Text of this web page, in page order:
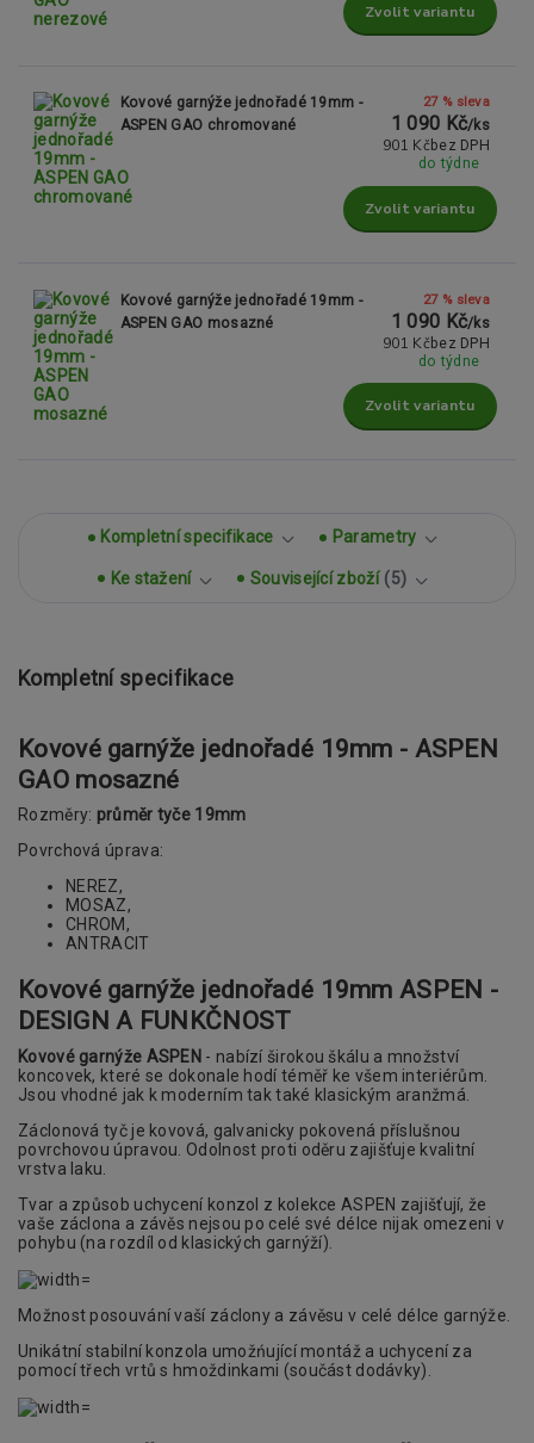
Zvolit variantu
Kovové garnýže jednořadé 19mm -
ASPEN GAO chromované
27 % sleva
1 090 Kč/ks
901 Kč bez DPH
do týdne
Zvolit variantu
Kovové garnýže jednořadé 19mm -
ASPEN GAO mosazné
27 % sleva
1 090 Kč/ks
901 Kč bez DPH
do týdne
Zvolit variantu
Kompletní specifikace Parametry
Ke stažení Související zboží 5
Kompletní specifikace
Kovové garnýže jednořadé 19mm - ASPEN
GAO mosazné
Rozměry: průměr tyče 19mm
Povrchová úprava:
NEREZ,
MOSAZ,
CHROM,
ANTRACIT
Kovové garnýže jednořadé 19mm ASPEN -
DESIGN A FUNKČNOST
Kovové garnýže ASPEN - nabízí širokou škálu a množství
koncovek, které se dokonale hodí téměř ke všem interiérům.
Jsou vhodné jak k moderním tak také klasickým aranžmá.
Záclonová tyč je kovová, galvanicky pokovená příslušnou
povrchovou úpravou. Odolnost proti oděru zajišťuje kvalitní
vrstva laku.
Tvar a způsob uchycení konzol z kolekce ASPEN zajišťují, že
vaše záclona a závěs nejsou po celé své délce nijak omezeni v
pohybu (na rozdíl od klasických garnýží).
Možnost posouvání vaší záclony a závěsu v celé délce garnýže.
Unikátní stabilní konzola umožńující montáž a uchycení za
pomocí třech vrtů s hmoždinkami (součást dodávky).